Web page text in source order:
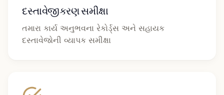
દસ્તાવેજીકરણ સમીક્ષા
તમારા કાર્ય અનુભવના રેકોર્ડ્સ અને સહાયક
દસ્તાવેજોની વ્યાપક સમીક્ષા